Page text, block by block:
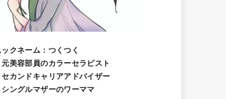
ックネーム ：つくつく
元美容部員のカラーセラピスト
セカンドキャリアアドバイザー
シングルマザーのワーママ